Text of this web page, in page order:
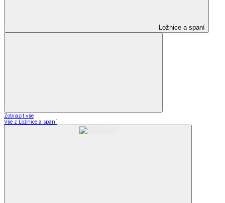
Ložnice a spaní
Zobrazit vše
Vše z Ložnice a spaní